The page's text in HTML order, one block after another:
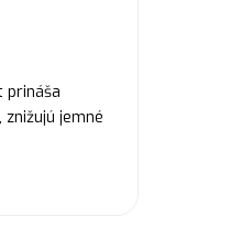
prináša
jemné